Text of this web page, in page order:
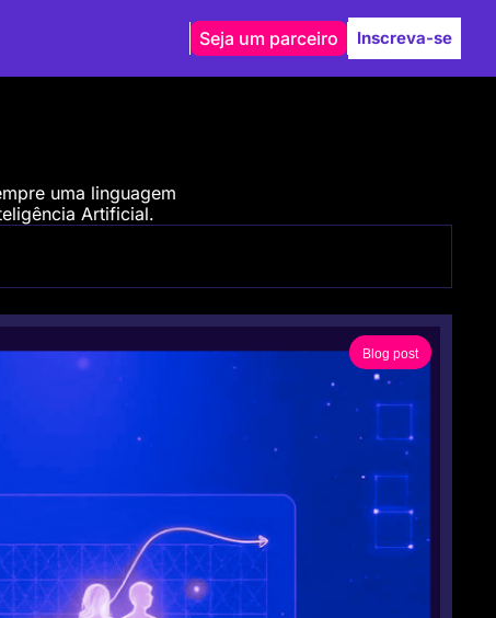
Seja um parceiro Inscreva-se
uma linguagem
Artificial.
Blog post